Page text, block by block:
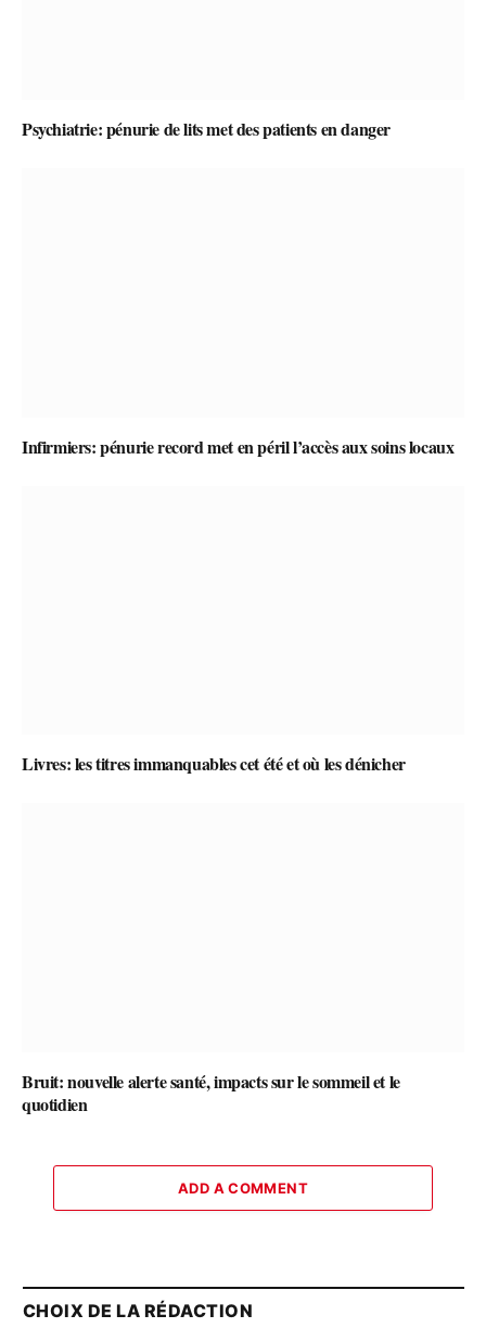
Psychiatrie: pénurie de lits met des patients en danger
Infirmiers: pénurie record met en péril l’accès aux soins locaux
Livres: les titres immanquables cet été et où les dénicher
Bruit: nouvelle alerte santé, impacts sur le sommeil et le
quotidien
ADD A COMMENT
CHOIX DE LA RÉDACTION